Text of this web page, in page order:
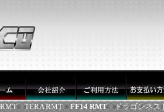
RMT TERA RMT FF14 RMT ドラゴンネス